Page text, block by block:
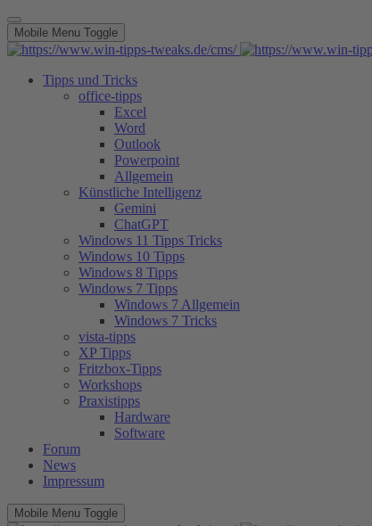
Mobile Menu Toggle
Tipps und Tricks
office-tipps
Excel
Word
Outlook
Powerpoint
Allgemein
Künstliche Intelligenz
Gemini
ChatGPT
Windows 11 Tipps Tricks
Windows 10 Tipps
Windows 8 Tipps
Windows 7 Tipps
Windows 7 Allgemein
Windows 7 Tricks
vista-tipps
XP Tipps
Fritzbox-Tipps
Workshops
Praxistipps
Hardware
Software
Forum
News
Impressum
Mobile Menu Toggle